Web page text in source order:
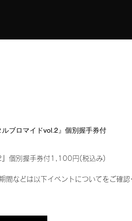
ブロマイドvol.2』個別握手券付
』個別握手券付1,100円(税込み)
間などは以下イベントについてをご確認